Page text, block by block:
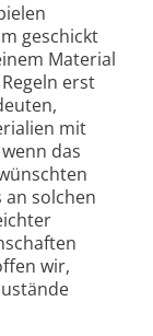
geschickt
Material
erst
mit
das
an solchen
wir,